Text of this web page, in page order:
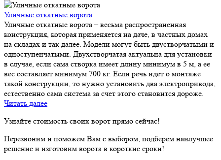
Уличные откатные ворота
Уличные откатные ворота – весьма распространенная
конструкция, которая применяется на даче, в частных домах
на складах и так далее. Модели могут быть двустворчатыми и
одноступенчатыми. Двухстворчатая актуальна для установки
в случае, если сама створка имеет длину минимум в 5 м, а ее
вес составляет минимум 700 кг. Если речь идет о монтаже
такой конструкции, то нужно установить два электропривода,
естественно сама система за счет этого становится дороже.
Читать далее
Узнайте стоимость своих ворот прямо сейчас!
Перезвоним и поможем Вам с выбором, подберем наилучшее
решение и изготовим ворота в короткие сроки!